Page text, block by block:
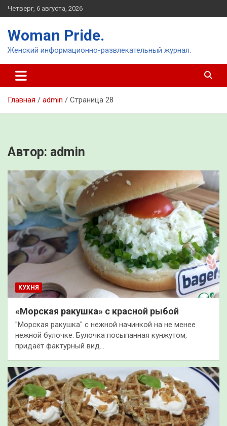
Перейти
к
Четверг, 6 августа, 2026
Woman Pride.
Женский информационно-развлекательный журнал.
Главная admin Страница 28
Автор: admin
КУХНЯ
«Морская ракушка» с красной рыбой
"Морская ракушка" с нежной начинкой на не менее
нежной булочке. Булочка посыпанная кунжутом,
придаёт фактурный вид…